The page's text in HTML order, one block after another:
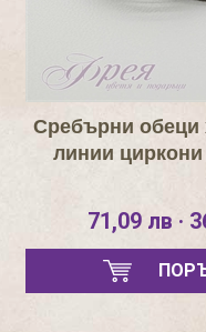
Сребърни обеци
линии
71,09 лв ·